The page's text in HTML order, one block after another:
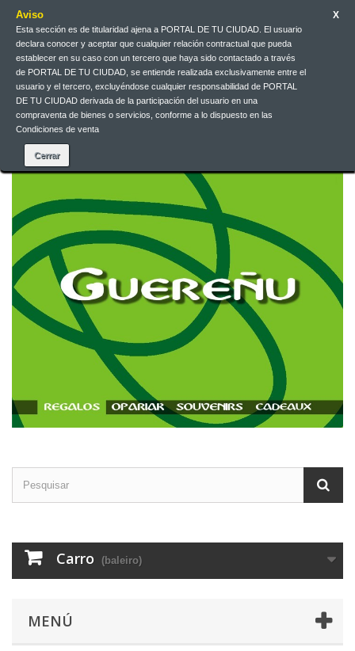
Aviso
Esta sección es de titularidad ajena a PORTAL DE TU CIUDAD. El usuario
declara conocer y aceptar que cualquier relación contractual que pueda
establecer en su caso con un tercero que haya sido contactado a través
de PORTAL DE TU CIUDAD, se entiende realizada exclusivamente entre el
usuario y el tercero, excluyéndose cualquier responsabilidad de PORTAL
DE TU CIUDAD derivada de la participación del usuario en una
compraventa de bienes o servicios, conforme a lo dispuesto en las
Condiciones de venta
X
Iniciar sesión
EUR
Galego
Galego
Carro (baleiro)
MENÚ